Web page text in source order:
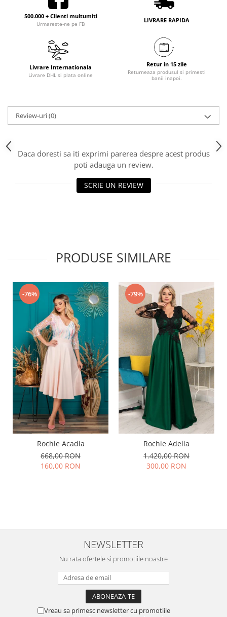
500.000 + Clienti multumiti
Urmareste-ne pe FB
LIVRARE RAPIDA
Livrare Internationala
Livrare DHL si plata online
Retur in 15 zile
Returneaza produsul si primesti
banii inapoi.
Review-uri(0)
Daca doresti sa iti exprimi parerea despre acest produs
poti adauga un review.
SCRIE UN REVIEW
PRODUSE SIMILARE
-76%
Rochie Acadia
668,00 RON
160,00 RON
-79%
Rochie Adelia
1.420,00 RON
300,00 RON
NEWSLETTER
Nu rata ofertele si promotiile noastre
Vreau sa primesc newsletter cu promotiile